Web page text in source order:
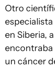
Otro
en Siberia,
encontraba
un cáncer